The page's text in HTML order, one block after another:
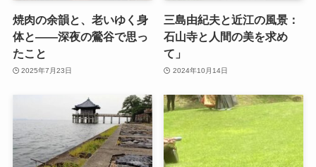
焼肉の余韻と、老いゆく身
体と――深夜の鶯谷で思っ
たこと
2025年7月23日
三島由紀夫と近江の風景：
石山寺と人間の美を求め
て」
2024年10月14日